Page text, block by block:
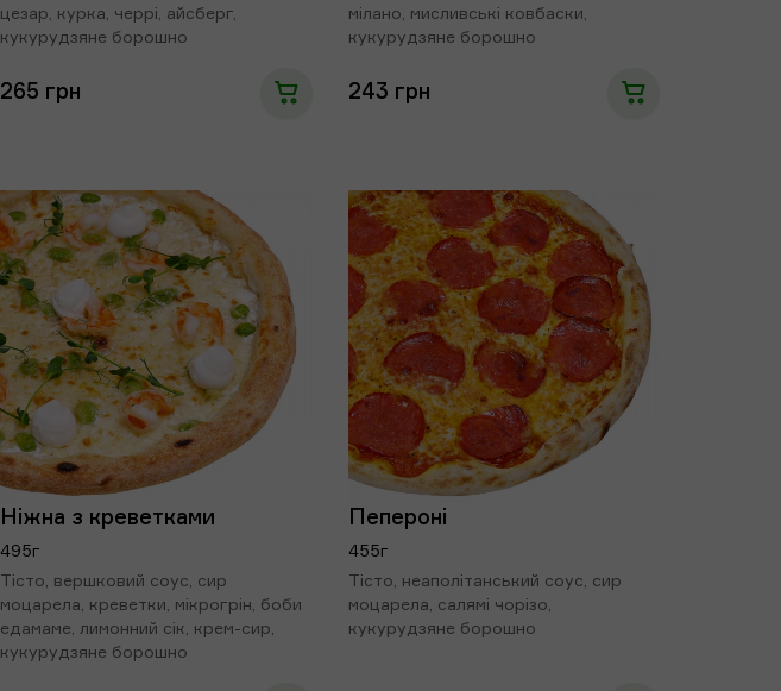
Перець
Мисливські
Бекон
36 грн
цезар, курка, черрі, айсберг,
кукурудзяне борошно
265 грн
мілано, мисливські ковбаски,
кукурудзяне борошно
243 грн
Ніжна з креветками
495г
Тісто, вершковий соус, сир
моцарела, креветки, мікрогрін, боби
едамаме, лимонний сік, крем-сир,
кукурудзяне борошно
Пепероні
455г
Тісто, неаполітанський соус, сир
моцарела, салямі чорізо,
кукурудзяне борошно